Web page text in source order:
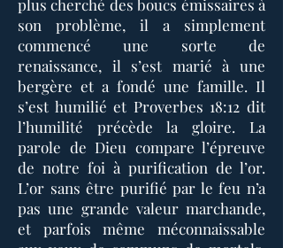
plus cherché des boucs émissaires à
son problème, il a simplement
commencé une sorte de
renaissance, il s’est marié à une
bergère et a fondé une famille. Il
s’est humilié et Proverbes 18:12 dit
l’humilité précède la gloire. La
parole de Dieu compare l’épreuve
de notre foi à purification de l’or.
L’or sans être purifié par le feu n’a
pas une grande valeur marchande,
et parfois même méconnaissable